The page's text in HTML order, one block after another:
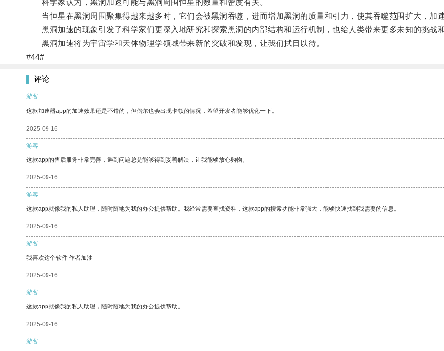
科学家认为，黑洞加速可能与黑洞周围恒星的数量和密度有关。
当恒星在黑洞周围聚集得越来越多时，它们会被黑洞吞噬，进而增加黑洞的质量和引力，使其吞噬范围扩大，加速
黑洞加速的现象引发了科学家们更深入地研究和探索黑洞的内部结构和运行机制，也给人类带来更多未知的挑战和
黑洞加速将为宇宙学和天体物理学领域带来新的突破和发现，让我们拭目以待。
#44#
评论
游客
这款加速器app的加速效果还是不错的，但偶尔也会出现卡顿的情况，希望开发者能够优化一下。
2025-09-16
游客
这款app的售后服务非常完善，遇到问题总是能够得到妥善解决，让我能够放心购物。
2025-09-16
游客
这款app就像我的私人助理，随时随地为我的办公提供帮助。我经常需要查找资料，这款app的搜索功能非常强大，能够快速找到我需要的信息。
2025-09-16
游客
我喜欢这个软件 作者加油
2025-09-16
游客
这款app就像我的私人助理，随时随地为我的办公提供帮助。
2025-09-16
游客